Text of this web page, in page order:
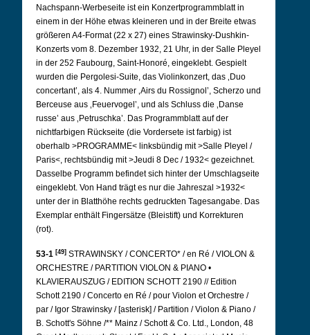
Nachspann-Werbeseite ist ein Konzertprogrammblatt in
einem in der Höhe etwas kleineren und in der Breite etwas
größeren A4-Format (22 x 27) eines Strawinsky-Dushkin-
Konzerts vom 8. Dezember 1932, 21 Uhr, in der Salle Pleyel
in der 252 Faubourg, Saint-Honoré, eingeklebt. Gespielt
wurden die Pergolesi-Suite, das Violinkonzert, das ‚Duo
concertant’, als 4. Nummer ‚Airs du Rossignol’, Scherzo und
Berceuse aus ‚Feuervogel’, und als Schluss die ‚Danse
russe’ aus ‚Petruschka’. Das Programmblatt auf der
nichtfarbigen Rückseite (die Vordersete ist farbig) ist
oberhalb >PROGRAMME< linksbündig mit >Salle Pleyel /
Paris<, rechtsbündig mit >Jeudi 8 Dec / 1932< gezeichnet.
Dasselbe Programm befindet sich hinter der Umschlagseite
eingeklebt. Von Hand trägt es nur die Jahreszal >1932<
unter der in Blatthöhe rechts gedruckten Tagesangabe. Das
Exemplar enthält Fingersätze (Bleistift) und Korrekturen
(rot).
53-1 [49] STRAWINSKY / CONCERTO* / en Ré / VIOLON &
ORCHESTRE / PARTITION VIOLON & PIANO •
KLAVIERAUSZUG / EDITION SCHOTT 2190 // Edition
Schott 2190 / Concerto en Ré / pour Violon et Orchestre /
par / Igor Strawinsky / [asterisk] / Partition / Violon & Piano /
B. Schott's Söhne /** Mainz / Schott & Co. Ltd., London, 48